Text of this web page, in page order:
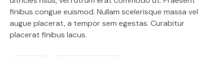
finibus congue euismod. Nullam scelerisque massa vel
augue placerat, a tempor sem egestas. Curabitur
placerat finibus lacus.